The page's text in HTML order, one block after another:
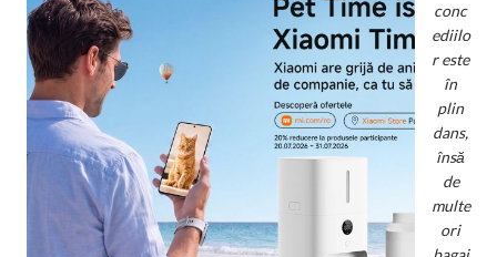
conc
ediilo
r este
în
plin
dans,
însă
de
multe
ori